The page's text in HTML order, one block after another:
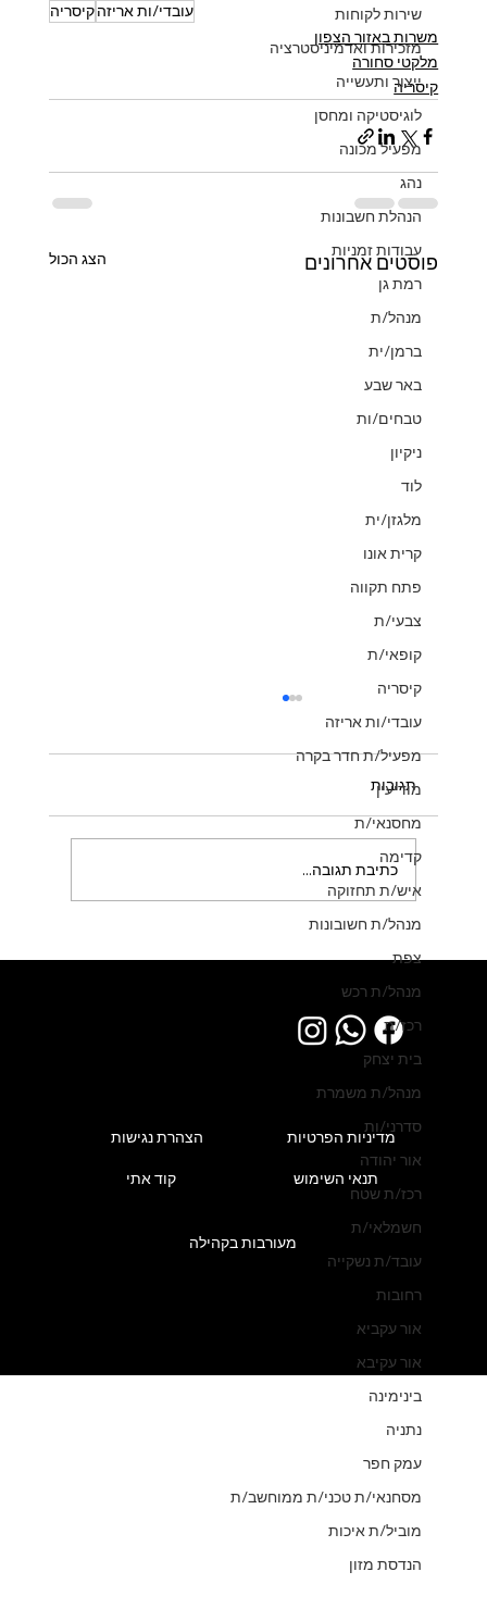
שירות לקוחות
מזכירות ואדמיניסטרציה
ייצור ותעשייה
לוגיסטיקה ומחסן
מפעיל מכונה
נהג
הנהלת חשבונות
עבודות זמניות
רמת גן
מנהל/ת
ברמן/ית
באר שבע
טבחים/ות
ניקיון
לוד
מלגזן/ית
קרית אונו
פתח תקווה
צבעי/ת
קופאי/ת
קיסריה
עובדי/ות אריזה
מפעיל/ת חדר בקרה
מודיעין
מחסנאי/ת
קדימה
איש/ת תחזוקה
מנהל/ת חשובונות
צפת
מנהל/ת רכש
רכז/ת
בית יצחק
מנהל/ת משמרת
סדרני/ות
אור יהודה
רכז/ת שטח
חשמלאי/ת
עובד/ת נשקייה
רחובות
אור עקביא
אור עקיבא
בינימינה
נתניה
עמק חפר
מסחנאי/ת טכני/ת ממוחשב/ת
מוביל/ת איכות
הנדסת מזון
עובדי/ות אריזהקיסריה
משרות באזור הצפון
מלקטי סחורה
קיסריה
פוסטים אחרונים הצג הכול
לחברה מצליחה דרוש/ה מזכיר/ה למשרה
תגובות
כתיבת תגובה...
הצהרת נגישות מדיניות הפרטיות
קוד אתי תנאי השימוש
מעורבות בקהילה